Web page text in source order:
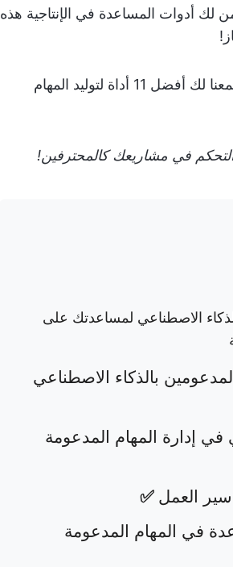
لك أدوات المساعدة في الإنتاجية هذه
سواء كنت مدير مشاريع متمرسًا أو رائد أعمال فردي، فقد جمعنا لك أفضل 11 أداة لتوليد المهام
في مشاريعك كالمحترفين!
الاصطناعي لمساعدتك على
بالذكاء الاصطناعي
إدارة المهام المدعومة
سير العمل ✅
في المهام المدعومة